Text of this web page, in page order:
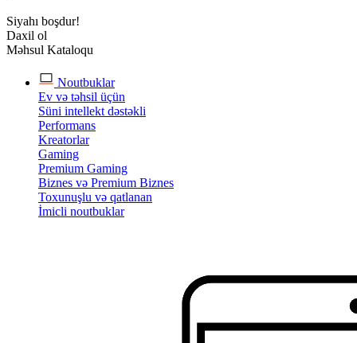
Siyahı boşdur!
Daxil ol
Məhsul Kataloqu
Noutbuklar
Ev və təhsil üçün
Süni intellekt dəstəkli
Performans
Kreatorlar
Gaming
Premium Gaming
Biznes və Premium Biznes
Toxunuşlu və qatlanan
İmicli noutbuklar